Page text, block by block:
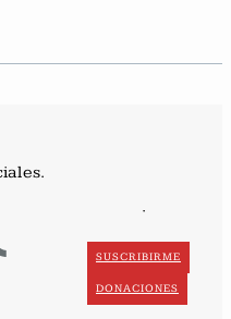
·
SUSCRIBIRME
DONACIONES